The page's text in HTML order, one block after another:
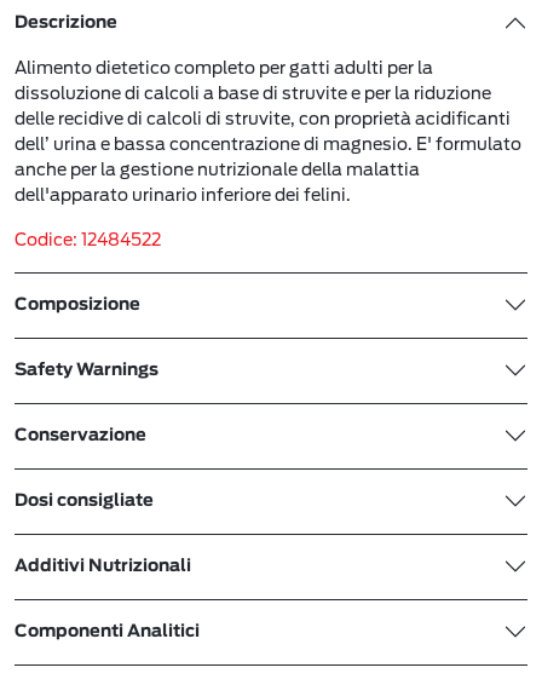
Descrizione
Alimento dietetico completo per gatti adulti per la
dissoluzione di calcoli a base di struvite e per la riduzione
delle recidive di calcoli di struvite, con proprietà acidificanti
dell’ urina e bassa concentrazione di magnesio. E' formulato
anche per la gestione nutrizionale della malattia
dell'apparato urinario inferiore dei felini.
Codice: 12484522
Composizione
Safety Warnings
Conservazione
Dosi consigliate
Additivi Nutrizionali
Componenti Analitici